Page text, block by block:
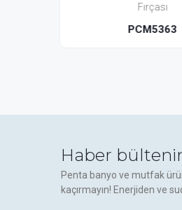
Haber
Penta banyo ve mutfak
kaçırmayın! Enerjiden ve